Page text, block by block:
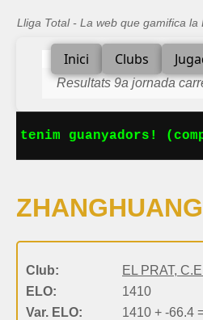
Lliga Total - La web que gamifica
Inici Clubs
Resultats 9a jornada
tenim guanyadors!
Club:
EL PRAT,
ELO:
1410
Var. ELO:
1410 + -66.4